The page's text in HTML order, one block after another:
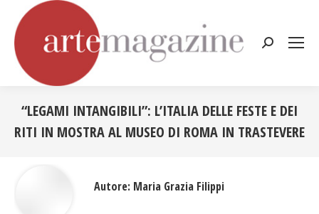
Cerca:
“LEGAMI INTANGIBILI”: L’ITALIA DELLE FESTE E DEI
RITI IN MOSTRA AL MUSEO DI ROMA IN TRASTEVERE
Autore: Maria Grazia Filippi